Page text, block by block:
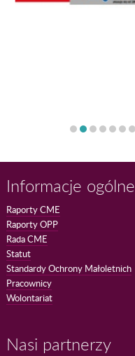
Informacje ogólne
Raporty CME
Raporty OPP
Rada CME
Statut
Standardy Ochrony Małoletnich
Pracownicy
Wolontariat
Nasi partnerzy